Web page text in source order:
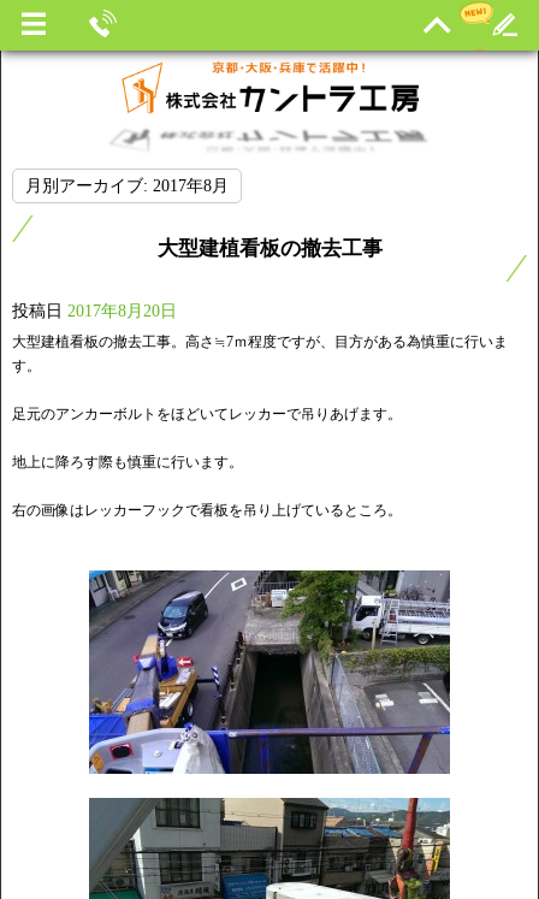
月別アーカイブ: 2017年8月
大型建植看板の撤去工事
投稿日 2017年8月20日
大型建植看板の撤去工事。高さ≒7ｍ程度ですが、目方がある為慎重に行いま
す。
足元のアンカーボルトをほどいてレッカーで吊りあげます。
地上に降ろす際も慎重に行います。
右の画像はレッカーフックで看板を吊り上げているところ。